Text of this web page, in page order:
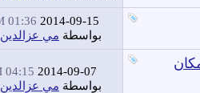
2014-09-15
01:36 AM
بواسطة مي عزالدين
2014-09-07
04:15 PM
بواسطة مي عزالدين